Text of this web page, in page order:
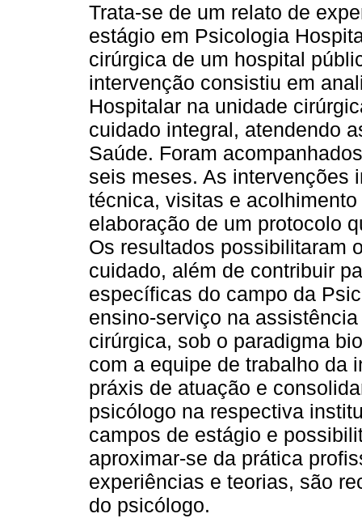
Trata-se de um relato de
estágio em Psicologia
cirúrgica de um hospital
intervenção consistiu em
Hospitalar na unidade
cuidado integral, atendendo
Saúde. Foram
seis meses. As intervenções
técnica, visitas e
elaboração de um protocolo
Os resultados possibilitaram
cuidado, além de contribuir
específicas do campo da
ensino-serviço na
cirúrgica, sob o paradigma
com a equipe de trabalho da
práxis de atuação e
psicólogo na respectiva
campos de estágio e
aproximar-se da prática
experiências e teorias, são
do psicólogo.